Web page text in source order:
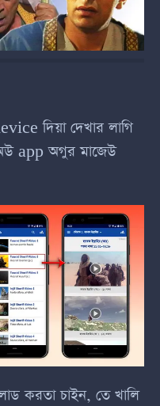
দিয়া দেখার লাগি
অউ app অগুর মাজেউ
করতা চাইন, তে খালি